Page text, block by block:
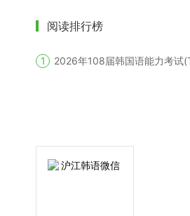
阅读排行榜
2026年108届韩国语能力考试